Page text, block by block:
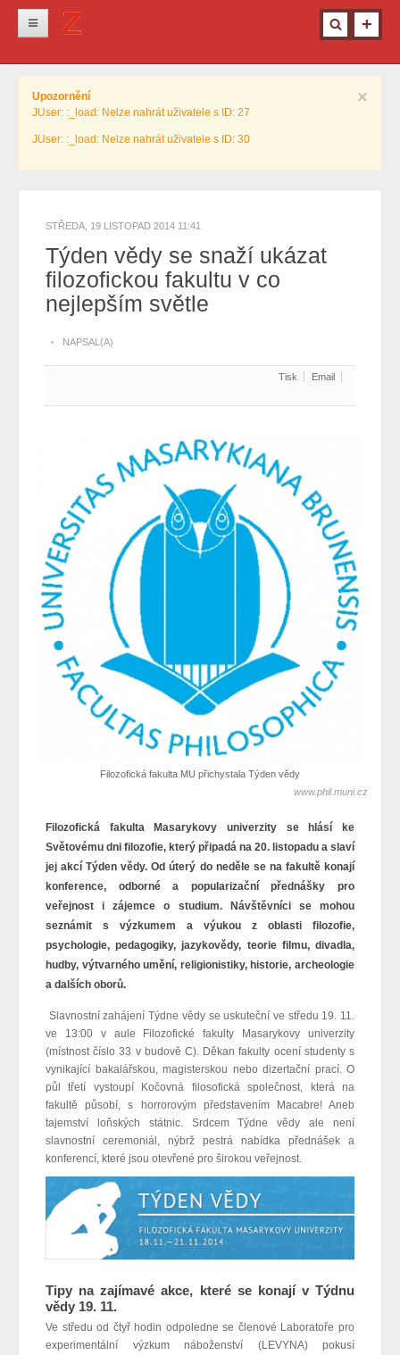
Krimi
Kultura
Ostatní
×
Upozornění
JUser: :_load: Nelze nahrát uživatele s ID: 27
JUser: :_load: Nelze nahrát uživatele s ID: 30
STŘEDA, 19 LISTOPAD 2014 11:41
Týden vědy se snaží ukázat
filozofickou fakultu v co
nejlepším světle
NAPSAL(A)
Tisk Email
Filozofická fakulta MU přichystala Týden vědy
www.phil.muni.cz
Filozofická fakulta Masarykovy univerzity se hlásí ke
Světovému dni filozofie, který připadá na 20. listopadu a slaví
jej akcí Týden vědy. Od úterý do neděle se na fakultě konají
konference, odborné a popularizační přednášky pro
veřejnost i zájemce o studium. Návštěvníci se mohou
seznámit s výzkumem a výukou z oblasti filozofie,
psychologie, pedagogiky, jazykovědy, teorie filmu, divadla,
hudby, výtvarného umění, religionistiky, historie, archeologie
a dalších oborů.
Slavnostní zahájení Týdne vědy se uskuteční ve středu 19. 11.
ve 13:00 v aule Filozofické fakulty Masarykovy univerzity
(místnost číslo 33 v budově C). Děkan fakulty ocení studenty s
vynikající bakalářskou, magisterskou nebo dizertační prací. O
půl třetí vystoupí Kočovná filosofická společnost, která na
fakultě působí, s horrorovým představením Macabre! Aneb
tajemství loňských státnic. Srdcem Týdne vědy ale není
slavnostní ceremoniál, nýbrž pestrá nabídka přednášek a
konferencí, které jsou otevřené pro širokou veřejnost.
Tipy na zajímavé akce, které se konají v Týdnu
vědy 19. 11.
Ve středu od čtyř hodin odpoledne se členové Laboratoře pro
experimentální výzkum náboženství (LEVYNA) pokusí